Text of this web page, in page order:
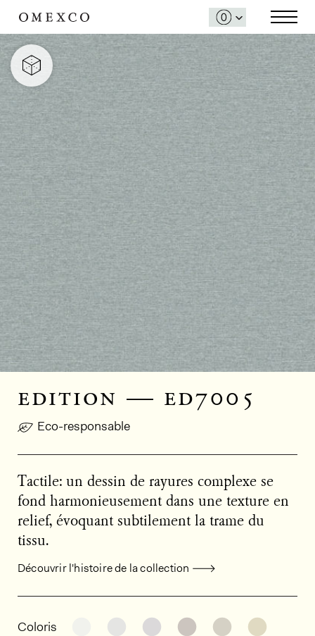
edition — ed7005
Eco-responsable
Tactile: un dessin de rayures complexe se
fond harmonieusement dans une texture en
relief, évoquant subtilement la trame du
tissu.
Découvrir l'histoire de la collection
Coloris Découvrir d'autres variantes: ED7014
Découvrir d'autres variantes:
Découvrir d'autres
Découvrir d'autres
Découvrir